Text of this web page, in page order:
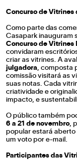
Concurso de Vitrines
Como parte das
Casapark inauguram
Concurso de Vitrines
convidaram
criar as vitrines. A
julgadora, composta
comissão visitará as
suas notas. Cada
criatividade e
impacto, e
O público também
6 a 21 de novembro,
popular estará aberto
um voto por e-mail.
Participantes das